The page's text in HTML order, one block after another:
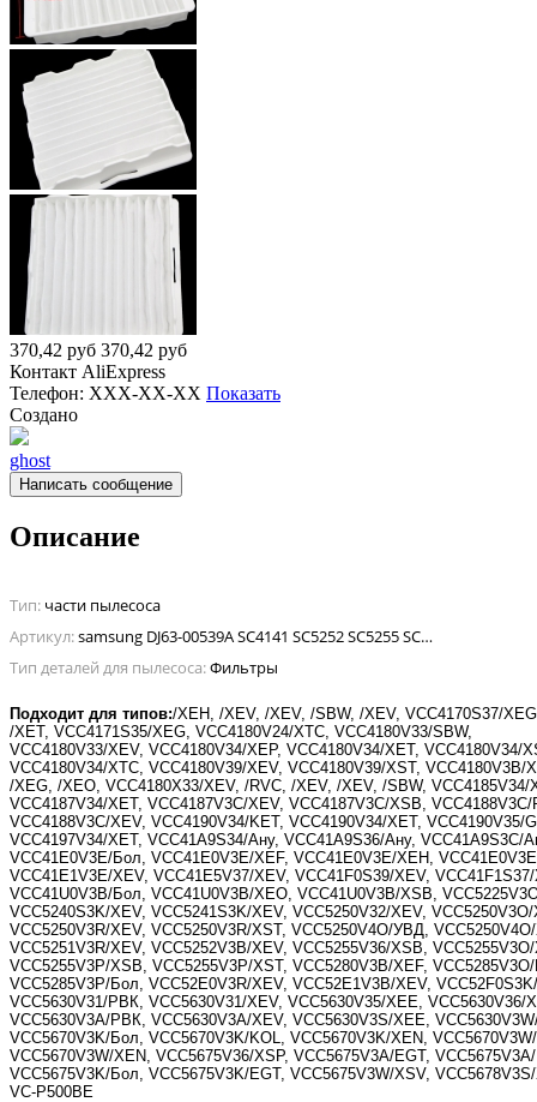
370,42 руб 370,42 руб
Контакт AliExpress
Телефон: XXX-XX-XX Показать
Создано
ghost
Написать сообщение
Описание
Тип: части пылесоса
Артикул:
samsung DJ63-00539A SC4141 SC5252 SC5255 SC5280 SC5285 SC52E0
Тип деталей для пылесоса:Фильтры
Подходит для типов:/XEH, /XEV, /XEV, /SBW, /XEV, VCC4170S37/
/XET, VCC4171S35/XEG, VCC4180V24/XTC, VCC4180V33/SBW,
VCC4180V33/XEV, VCC4180V34/XEP, VCC4180V34/XET, VCC4180V34/
VCC4180V34/XTC, VCC4180V39/XEV, VCC4180V39/XST, VCC4180V3B/
/XEG, /XEO, VCC4180X33/XEV, /RVC, /XEV, /XEV, /SBW, VCC4185V34/
VCC4187V34/XET, VCC4187V3C/XEV, VCC4187V3C/XSB,
VCC4188V3C/XEV, VCC4190V34/KET, VCC4190V34/XET, VCC4190V35/
VCC4197V34/XET, VCC41A9S34/Ану, VCC41A9S36/Ану, VCC41A9S3C/
VCC41E0V3E/Бол, VCC41E0V3E/XEF, VCC41E0V3E/XEH,
VCC41E1V3E/XEV, VCC41E5V37/XEV, VCC41F0S39/XEV,
VCC41U0V3B/Бол, VCC41U0V3B/XEO, VCC41U0V3B/XSB,
VCC5240S3K/XEV, VCC5241S3K/XEV, VCC5250V32/XEV, VCC5250V3O/
VCC5250V3R/XEV, VCC5250V3R/XST, VCC5250V4O/УВД,
VCC5251V3R/XEV, VCC5252V3B/XEV, VCC5255V36/XSB,
VCC5255V3P/XSB, VCC5255V3P/XST, VCC5280V3B/XEF,
VCC5285V3P/Бол, VCC52E0V3R/XEV, VCC52E1V3B/XEV,
VCC5630V31/РВК, VCC5630V31/XEV, VCC5630V35/XEE, VCC5630V36/
VCC5630V3A/РВК, VCC5630V3A/XEV, VCC5630V3S/XEE,
VCC5670V3K/Бол, VCC5670V3K/KOL, VCC5670V3K/XEN,
VCC5670V3W/XEN, VCC5675V36/XSP, VCC5675V3A/EGT,
VCC5675V3K/Бол, VCC5675V3K/EGT, VCC5675V3W/XSV,
VC-P500BE